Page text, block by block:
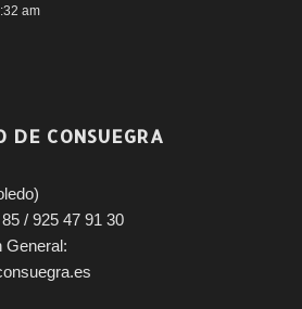
am
DE CONSUEGRA
/ 925 47 91 30
General: